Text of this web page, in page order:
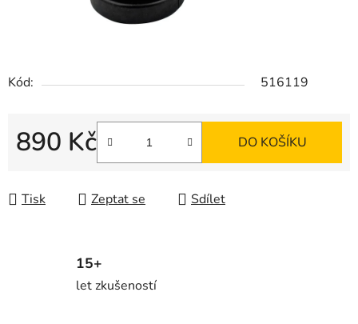
Kód: 516119
890 Kč DO KOŠÍKU
Tisk Zeptat se Sdílet
15+
let zkušeností